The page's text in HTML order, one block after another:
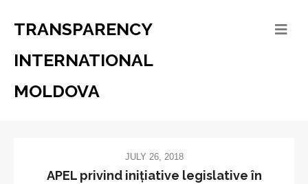
TRANSPARENCY
INTERNATIONAL
MOLDOVA
JULY 26, 2018
APEL privind inițiative legislative în